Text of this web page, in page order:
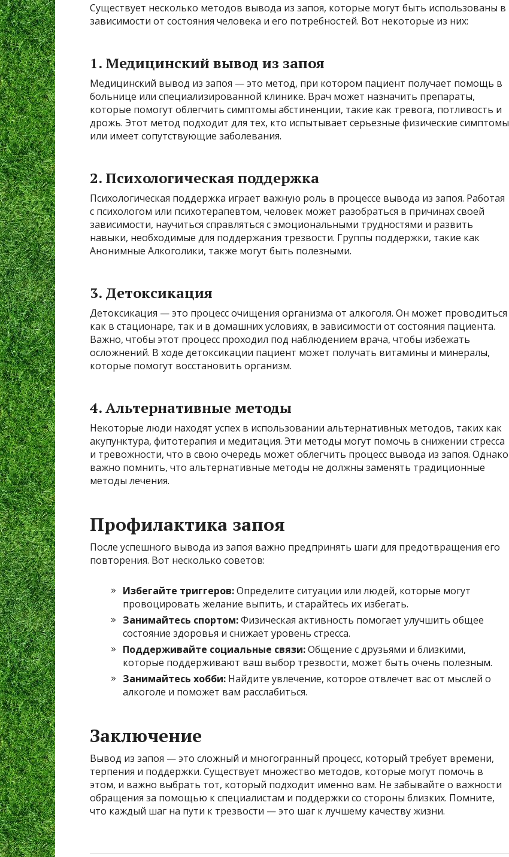
Существует несколько методов вывода из запоя, которые могут быть использованы в
зависимости от состояния человека и его потребностей. Вот некоторые из них:
1. Медицинский вывод из запоя
Медицинский вывод из запоя — это метод, при котором пациент получает помощь в
больнице или специализированной клинике. Врач может назначить препараты,
которые помогут облегчить симптомы абстиненции, такие как тревога, потливость и
дрожь. Этот метод подходит для тех, кто испытывает серьезные физические симптомы
или имеет сопутствующие заболевания.
2. Психологическая поддержка
Психологическая поддержка играет важную роль в процессе вывода из запоя. Работая
с психологом или психотерапевтом, человек может разобраться в причинах своей
зависимости, научиться справляться с эмоциональными трудностями и развить
навыки, необходимые для поддержания трезвости. Группы поддержки, такие как
Анонимные Алкоголики, также могут быть полезными.
3. Детоксикация
Детоксикация — это процесс очищения организма от алкоголя. Он может проводиться
как в стационаре, так и в домашних условиях, в зависимости от состояния пациента.
Важно, чтобы этот процесс проходил под наблюдением врача, чтобы избежать
осложнений. В ходе детоксикации пациент может получать витамины и минералы,
которые помогут восстановить организм.
4. Альтернативные методы
Некоторые люди находят успех в использовании альтернативных методов, таких как
акупунктура, фитотерапия и медитация. Эти методы могут помочь в снижении стресса
и тревожности, что в свою очередь может облегчить процесс вывода из запоя. Однако
важно помнить, что альтернативные методы не должны заменять традиционные
методы лечения.
Профилактика запоя
После успешного вывода из запоя важно предпринять шаги для предотвращения его
повторения. Вот несколько советов:
Избегайте триггеров:Определите ситуации или людей, которые могут
провоцировать желание выпить, и старайтесь их избегать.
Занимайтесь спортом:Физическая активность помогает улучшить общее
состояние здоровья и снижает уровень стресса.
Поддерживайте социальные связи:Общение с друзьями и близкими,
которые поддерживают ваш выбор трезвости, может быть очень полезным.
Занимайтесь хобби: Найдите увлечение, которое отвлечет вас от мыслей о
алкоголе и поможет вам расслабиться.
Заключение
Вывод из запоя — это сложный и многогранный процесс, который требует времени,
терпения и поддержки. Существует множество методов, которые могут помочь в
этом, и важно выбрать тот, который подходит именно вам. Не забывайте о важности
обращения за помощью к специалистам и поддержки со стороны близких. Помните,
что каждый шаг на пути к трезвости — это шаг к лучшему качеству жизни.